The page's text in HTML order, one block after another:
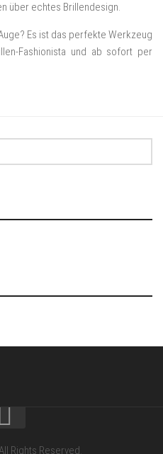
über echtes Brillendesign.
Es ist das perfekte Werkzeug
Fashionista und ab sofort per
Rights Reserved.